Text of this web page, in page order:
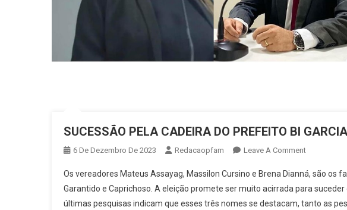
SUCESSÃO PELA CADEIRA DO PREFEITO BI
6 De Dezembro De 2023 Redacaopfam Leave A CommentOn
PELA
CADEIRA
DO
Os vereadores Mateus Assayag, Massilon Cursino e Brena Dianná, são os
Garantido e Caprichoso. A eleição promete ser muito acirrada para
últimas pesquisas indicam que esses três nomes se destacam, tanto as